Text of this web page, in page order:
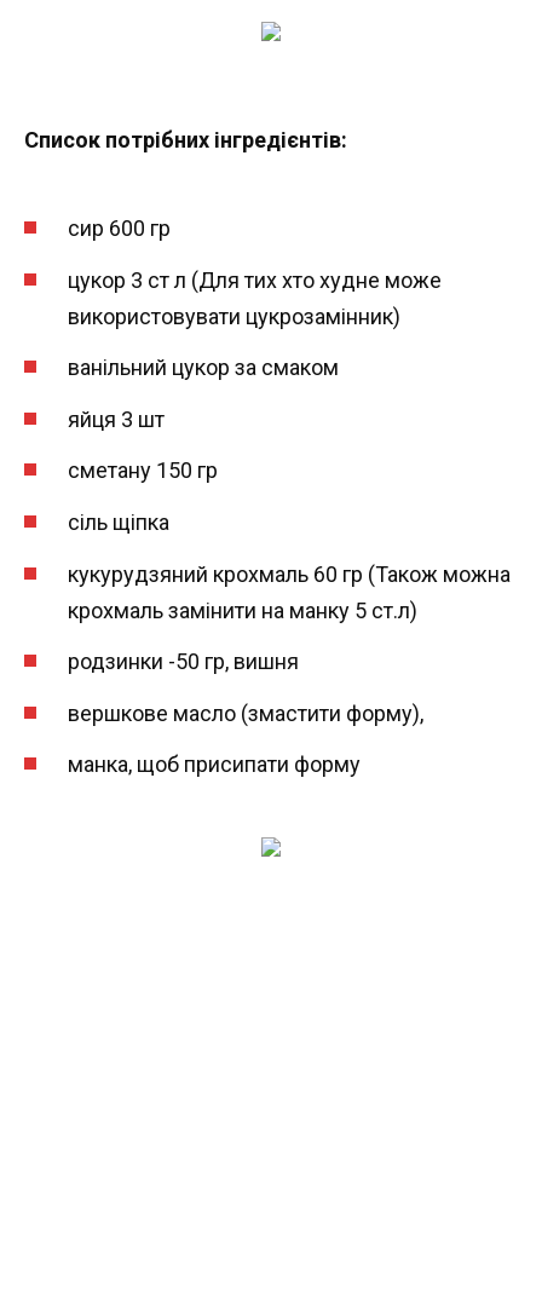
Список потрібних інгредієнтів:
сир 600 гр
цукор 3 ст л (Для тих хто худне може
використовувати цукрозамінник)
ванільний цукор за смаком
яйця 3 шт
сметану 150 гр
сіль щіпка
кукурудзяний крохмаль 60 гр (Також можна
крохмаль замінити на манку 5 ст.л)
родзинки -50 гр, вишня
вершкове масло (змастити форму),
манка, щоб присипати форму